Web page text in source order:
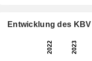
Entwicklung des KBV